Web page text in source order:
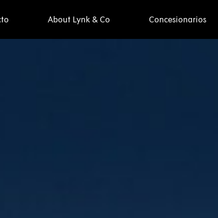
About Lynk & Co Concesionarios